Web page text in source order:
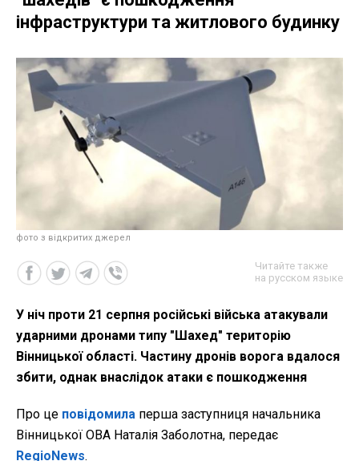
інфраструктури та житлового будинку
фото з відкритих джерел
Читайте также
на русском языке
У ніч проти 21 серпня російські війська атакували
ударними дронами типу "Шахед" територію
Вінницької області. Частину дронів ворога вдалося
збити, однак внаслідок атаки є пошкодження
Про це повідомила перша заступниця начальника
Вінницької ОВА Наталія Заболотна, передає
RegioNews.